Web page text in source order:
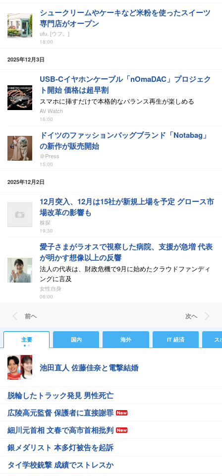
シュークリームやケーキなど米粉を使ったスイーツ
専門店がオープン
ufu. [ウフ。]
18:00
2025年12月3日
USB-Cイヤホンケーブル「nOmaDAC」プロジェク
ト開始 価格は超早割
スマホに挿すだけで本格的なバランス再生が楽しめる
AV Watch
16:00
ドイツのファッションバッグブランド「Notabag」
の新作が販売開始
＠Press
15:00
2025年12月2日
12月突入、12月は15社が新規上場を予定 グロース市
場改革の影響も
株探
19:30
愛子さまがラオスで視察した病院、支援が急増 代表
が明かす想像以上の反響
法人の代表は、財政危機で9月に始めたクラウドファンディ
ングに言及
女性自身
06:00
前ヘ 次ヘ
主要 国内 海外 IT 経済 ス
池田直人 佐藤佳奈と電撃結婚
脱輪したトラック発見 男性死亡
広陵高元監督 保護者に直接謝罪
細川元首相 文春で高市首相批判
銀メダリスト 本多灯被告を起訴
タイ学校銃撃 成績でストレスか